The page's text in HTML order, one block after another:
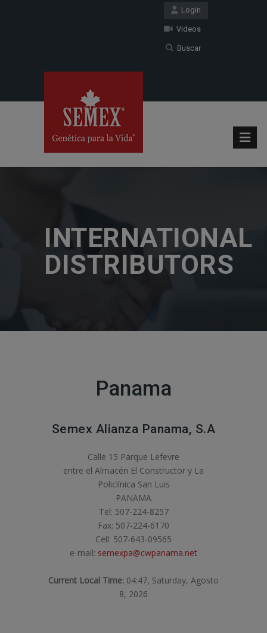
Login
Videos
Buscar
INTERNATIONAL
DISTRIBUTORS
Panama
Semex Alianza Panama, S.A
Calle 15 Parque Lefevre
entre el Almacén El Constructor y La
Policlínica San Luis
PANAMA
Tel: 507-224-8257
Fax: 507-224-6170
Cell: 507-643-09565
e-mail: semexpa@cwpanama.net
Current Local Time: 04:47, Saturday, Agosto
8, 2026